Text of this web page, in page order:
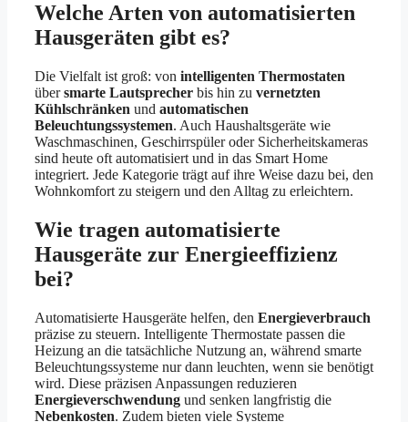
Welche Arten von automatisierten
Hausgeräten gibt es?
Die Vielfalt ist groß: von intelligenten Thermostaten
übersmarte Lautsprecher bis hin zu vernetzten
Kühlschränken und automatischen
Beleuchtungssystemen. Auch Haushaltsgeräte wie
Waschmaschinen, Geschirrspüler oder Sicherheitskameras
sind heute oft automatisiert und in das Smart Home
integriert. Jede Kategorie trägt auf ihre Weise dazu bei, den
Wohnkomfort zu steigern und den Alltag zu erleichtern.
Wie tragen automatisierte
Hausgeräte zur Energieeffizienz
bei?
Automatisierte Hausgeräte helfen, den Energieverbrauch
präzise zu steuern. Intelligente Thermostate passen die
Heizung an die tatsächliche Nutzung an, während smarte
Beleuchtungssysteme nur dann leuchten, wenn sie benötigt
wird. Diese präzisen Anpassungen reduzieren
Energieverschwendung und senken langfristig die
Nebenkosten. Zudem bieten viele Systeme